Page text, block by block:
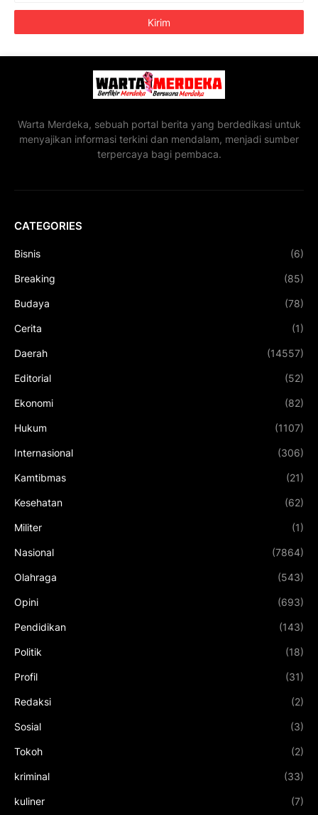
Warta Merdeka, sebuah portal berita yang berdedikasi untuk
menyajikan informasi terkini dan mendalam, menjadi sumber
terpercaya bagi pembaca.
CATEGORIES
Bisnis (6)
Breaking (85)
Budaya (78)
Cerita (1)
Daerah (14557)
Editorial (52)
Ekonomi (82)
Hukum (1107)
Internasional (306)
Kamtibmas (21)
Kesehatan (62)
Militer (1)
Nasional (7864)
Olahraga (543)
Opini (693)
Pendidikan (143)
Politik (18)
Profil (31)
Redaksi (2)
Sosial (3)
Tokoh (2)
kriminal (33)
kuliner (7)